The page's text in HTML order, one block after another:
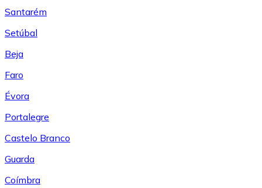
Santarém
Setúbal
Beja
Faro
Évora
Portalegre
Castelo Branco
Guarda
Coímbra